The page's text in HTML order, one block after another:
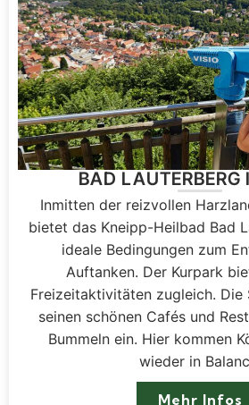
BAD LAUTERBERG
Inmitten der reizvollen
bietet das Kneipp-Heilbad Bad
ideale Bedingungen zum
Auftanken. Der Kurpark
Freizeitaktivitäten zugleich. Die
seinen schönen Cafés und
Bummeln ein. Hier kommen
wieder in
Mehr Infos